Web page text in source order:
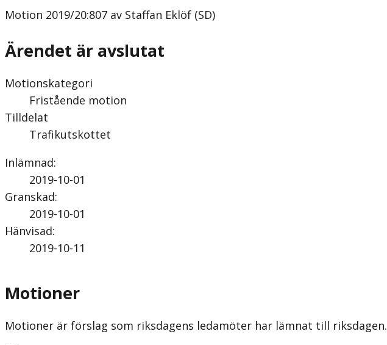
Motion 2019/20:807 av Staffan Eklöf (SD)
Ärendet är avslutat
Motionskategori
Fristående motion
Tilldelat
Trafikutskottet
Inlämnad:
2019-10-01
Granskad:
2019-10-01
Hänvisad:
2019-10-11
Motioner
Motioner är förslag som riksdagens ledamöter har lämnat till riksdagen.